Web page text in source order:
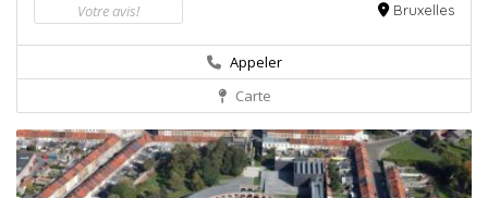
Votre avis! Bruxelles
Appeler
Carte